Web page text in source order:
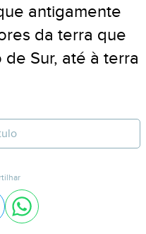
antigamente
da terra que
Sur, até à terra
no Facebook
no Twitter
Compartilhar no